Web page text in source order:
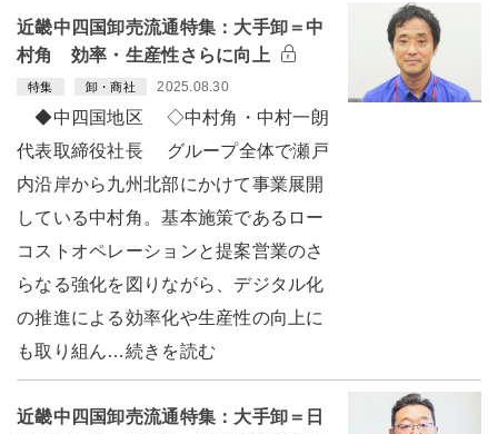
近畿中四国卸売流通特集：大手卸＝中
村角 効率・生産性さらに向上
特集 卸・商社 2025.08.30
◆中四国地区 ◇中村角・中村一朗
代表取締役社長 グループ全体で瀬戸
内沿岸から九州北部にかけて事業展開
している中村角。基本施策であるロー
コストオペレーションと提案営業のさ
らなる強化を図りながら、デジタル化
の推進による効率化や生産性の向上に
も取り組ん…続きを読む
近畿中四国卸売流通特集：大手卸＝日